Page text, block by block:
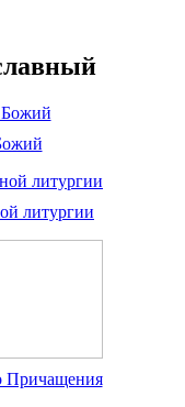
литургии
Причащения